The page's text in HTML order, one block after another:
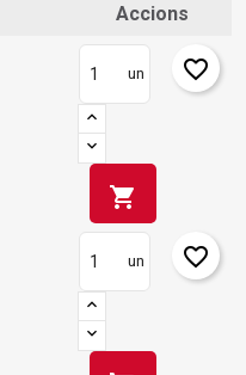
Accions
un
shopping_cart
favorite_border
un favorite_border